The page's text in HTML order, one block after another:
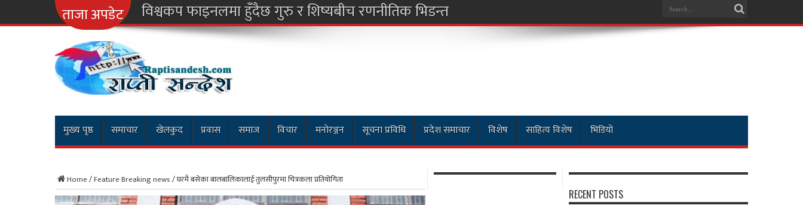
ताजा अपडेट
मुख्य पृष्ठ समाचार खेलकुद प्रवास समाज विचार मनोरञ्जन सूचना प्रविधि प्रदेश समाचार विशेष साहित्य विशेष भिडियो
Home/Feature Breaking news/घरमै बसेका बालबालिकालाई तुलसीपुरमा चित्रकला प्रतियोगिता
RECENT POSTS